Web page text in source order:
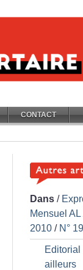
CONTACT
Dans /
Mensuel AL
2010 / N°
Editorial
ailleurs